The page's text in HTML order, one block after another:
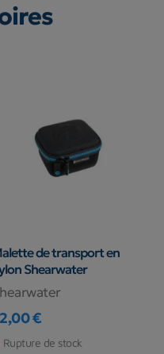
de transport en
Shearwater
€
Rupture de stock